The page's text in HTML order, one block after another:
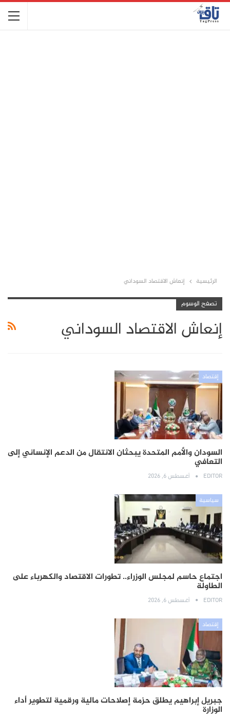
الرئيسية إنعاش الاقتصاد السوداني
تصفح الوسوم
إنعاش الاقتصاد السوداني
إقتصاد
السودان والأمم المتحدة يبحثان الانتقال من الدعم الإنساني إلى
التعافي
EDITOR أغسطس 6, 2026
سياسية
اجتماع حاسم لمجلس الوزراء.. تطورات الاقتصاد والكهرباء على
الطاولة
EDITOR أغسطس 6, 2026
إقتصاد
جبريل إبراهيم يطلق حزمة إصلاحات مالية ورقمية لتطوير أداء
الوزارة